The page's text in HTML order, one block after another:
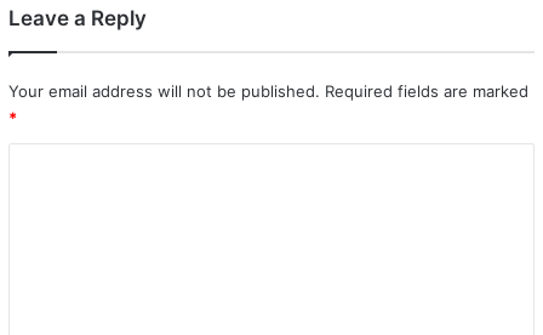
Leave a Reply
Your email address will not be published. Required fields are marked
*